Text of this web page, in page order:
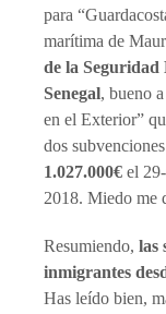
para
marítima de
de la
Senegal, bueno
en el Exterior”
dos
1.027.000€ el
2018. Miedo me
Resumiendo, las
inmigrantes
Has leído bien,